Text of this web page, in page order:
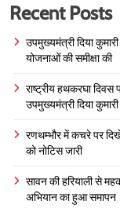
Recent Posts
उपमुख्यमंत्री दिया
योजनाओं की समीक्षा की
राष्ट्रीय हथकरघा
उपमुख्यमंत्री दिया कुमारी
रणथम्भौर में कचरे पर
को नोटिस जारी
सावन की हरियाली से
अभियान का हुआ समापन